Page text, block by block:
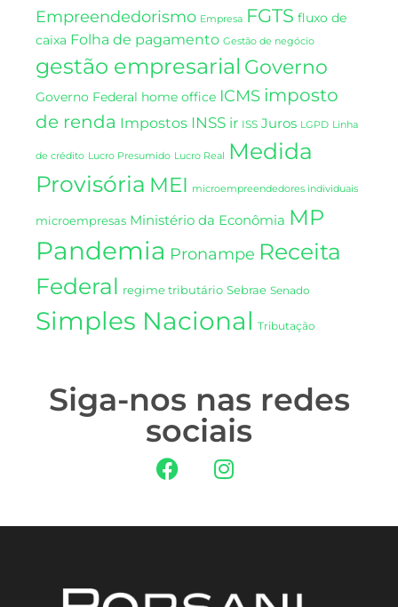
Empreendedorismo Empresa FGTS fluxo de
caixa Folha de pagamento Gestão de negócio
gestão empresarial Governo
Governo Federal home office ICMS imposto
de renda Impostos INSS ir ISS Juros LGPD Linha
de crédito Lucro Presumido Lucro Real
Medida
Provisória MEI microempreendedores individuais
microempresas Ministério da Econômia MP
Pandemia Pronampe Receita
Federal regime tributário Sebrae Senado
Simples Nacional Tributação
Siga-nos nas redes
sociais